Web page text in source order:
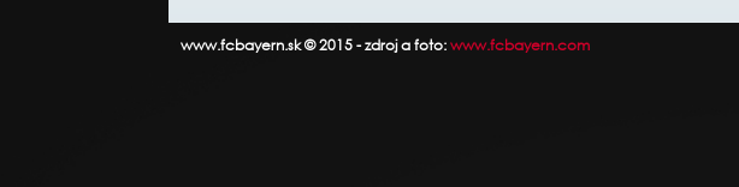
www.fcbayern.sk © 2015 - zdroj a foto:www.fcbayern.com